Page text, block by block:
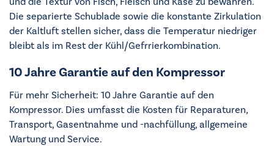
Die separierte Schublade sowie die konstante Zirkulation
der Kaltluft stellen sicher, dass die Temperatur niedriger
bleibt als im Rest der Kühl/Gefrrierkombination.
10 Jahre Garantie auf den Kompressor
Für mehr Sicherheit: 10 Jahre Garantie auf den
Kompressor. Dies umfasst die Kosten für Reparaturen,
Transport, Gasentnahme und -nachfüllung, allgemeine
Wartung und Service.